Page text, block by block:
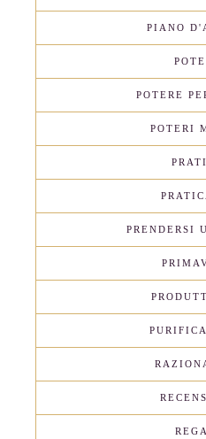
PIANO
POTERE
POTERI
PRENDERSI